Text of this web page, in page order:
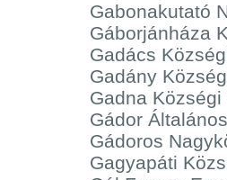
Gabonakutató
Gáborjánháza
Gadács
Gadány
Gadna
Gádor
Gádoros
Gagyapáti